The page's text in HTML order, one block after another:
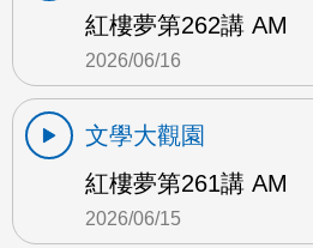
紅樓夢第262講 AM
2026/06/16
文學大觀園
紅樓夢第261講 AM
2026/06/15